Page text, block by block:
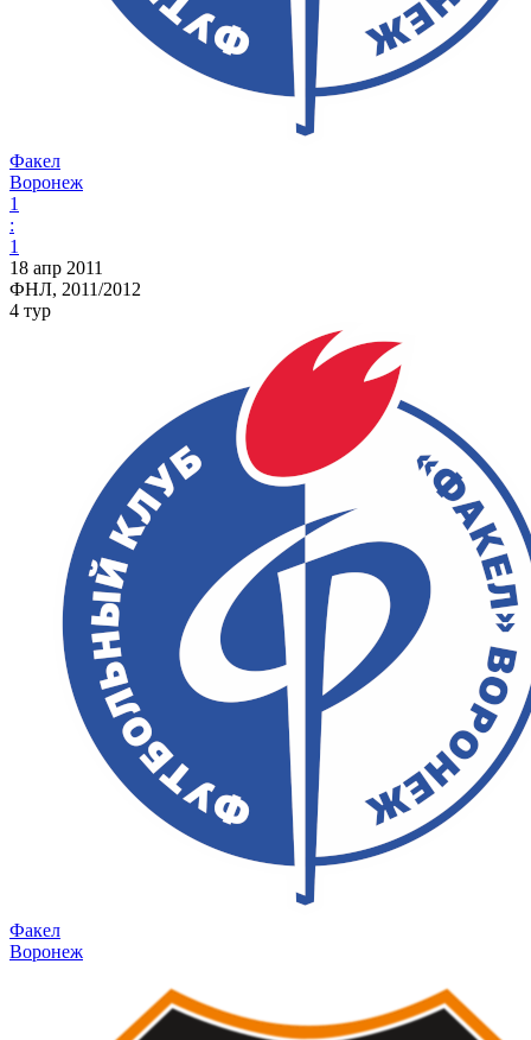
Факел
Воронеж
1
:
1
18 апр 2011
ФНЛ, 2011/2012
4 тур
Факел
Воронеж